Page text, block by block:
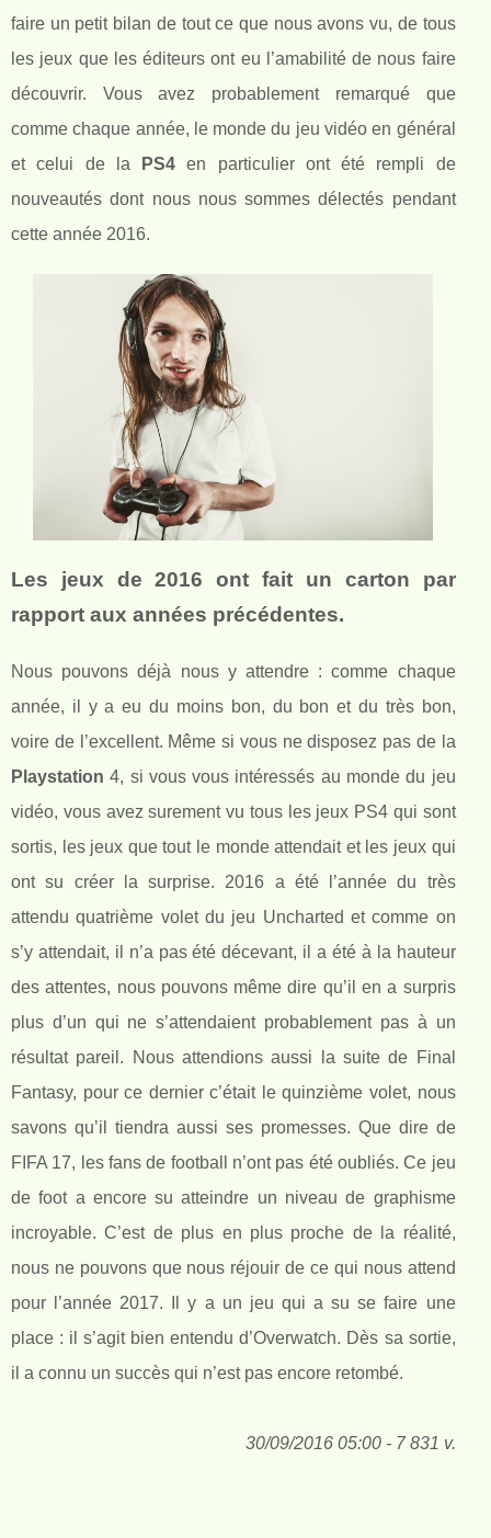
faire un petit bilan de tout ce que nous avons vu, de tous
les jeux que les éditeurs ont eu l’amabilité de nous faire
découvrir. Vous avez probablement remarqué que
comme chaque année, le monde du jeu vidéo en général
et celui de la
PS4 en particulier ont été rempli de
nouveautés dont nous nous sommes délectés pendant
cette année 2016.
Les jeux de 2016 ont fait un carton par
rapport aux années précédentes.
Nous pouvons déjà nous y attendre : comme chaque
année, il y a eu du moins bon, du bon et du très bon,
voire de l’excellent. Même si vous ne disposez pas de la
Playstation 4, si vous vous intéressés au monde du jeu
vidéo, vous avez surement vu tous les jeux PS4 qui sont
sortis, les jeux que tout le monde attendait et les jeux qui
ont su créer la surprise. 2016 a été l’année du très
attendu quatrième volet du jeu Uncharted et comme on
s’y attendait, il n’a pas été décevant, il a été à la hauteur
des attentes, nous pouvons même dire qu’il en a surpris
plus d’un qui ne s’attendaient probablement pas à un
résultat pareil. Nous attendions aussi la suite de Final
Fantasy, pour ce dernier c’était le quinzième volet, nous
savons qu’il tiendra aussi ses promesses. Que dire de
FIFA 17, les fans de football n’ont pas été oubliés. Ce jeu
de foot a encore su atteindre un niveau de graphisme
incroyable. C’est de plus en plus proche de la réalité,
nous ne pouvons que nous réjouir de ce qui nous attend
pour l’année 2017. Il y a un jeu qui a su se faire une
place : il s’agit bien entendu d’Overwatch. Dès sa sortie,
il a connu un succès qui n’est pas encore retombé.
30/09/2016 05:00 - 7 831 v.